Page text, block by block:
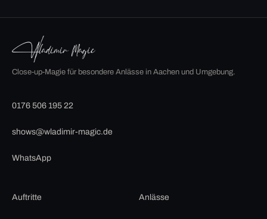
Close-up-Magie für besondere Anlässe in Aachen und Umgebung.
0176 506 195 22
shows@wladimir-magic.de
WhatsApp
Auftritte Anlässe